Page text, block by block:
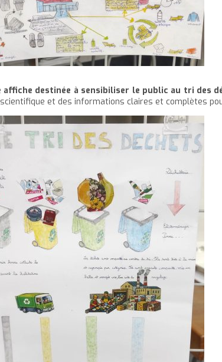
affiche destinée à sensibiliser le public au tri des
et des informations claires et complètes